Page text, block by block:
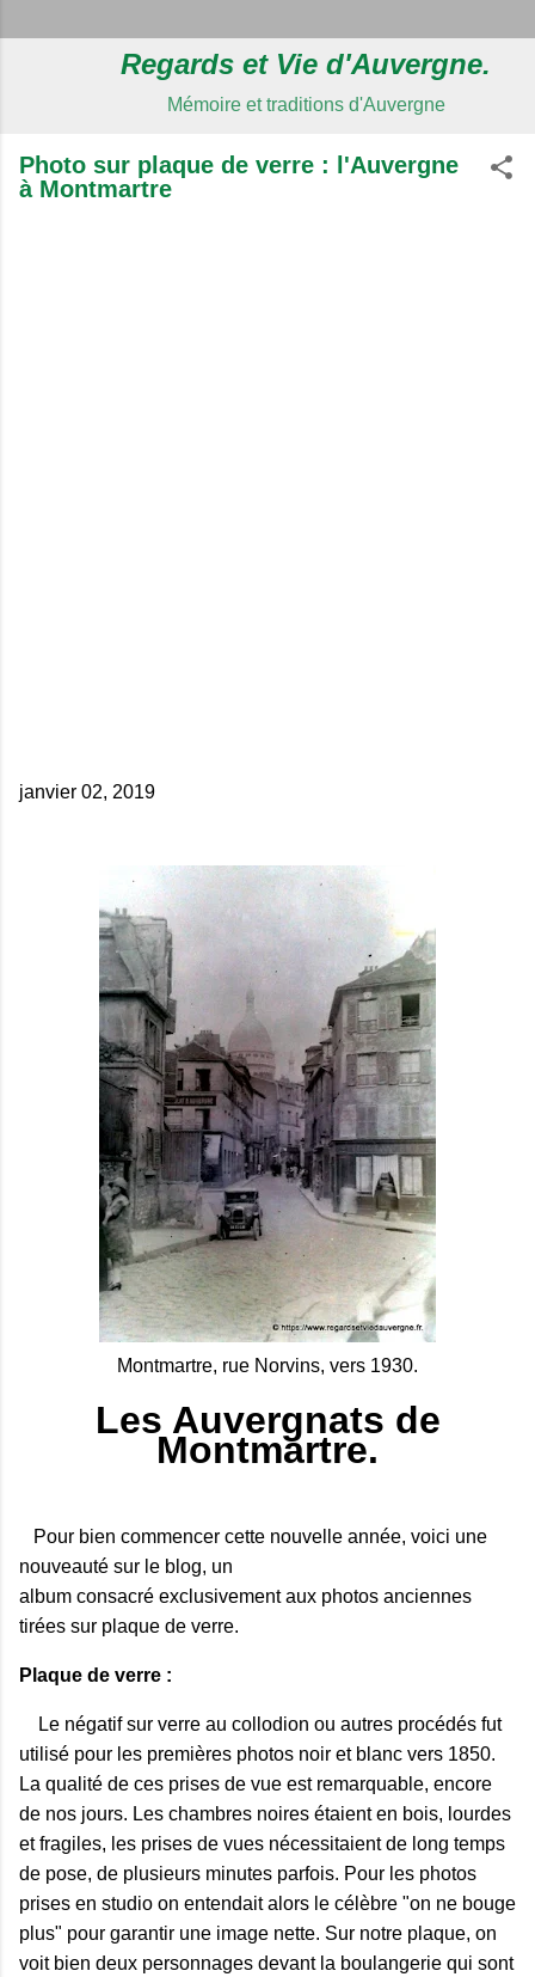
Regards et Vie d'Auvergne.
Mémoire et traditions d'Auvergne
Photo sur plaque de verre : l'Auvergne
à Montmartre
janvier 02, 2019
Montmartre, rue Norvins, vers 1930.
Les Auvergnats de
Montmartre.
Pour bien commencer cette nouvelle année, voici une
nouveauté sur le blog, un
album consacré exclusivement aux photos anciennes
tirées sur plaque de verre.
Plaque de verre :
Le négatif sur verre au collodion ou autres procédés fut
utilisé pour les premières photos noir et blanc vers 1850.
La qualité de ces prises de vue est remarquable, encore
de nos jours. Les chambres noires étaient en bois, lourdes
et fragiles, les prises de vues nécessitaient de long temps
de pose, de plusieurs minutes parfois. Pour les photos
prises en studio on entendait alors le célèbre "on ne bouge
plus" pour garantir une image nette. Sur notre plaque, on
voit bien deux personnages devant la boulangerie qui sont